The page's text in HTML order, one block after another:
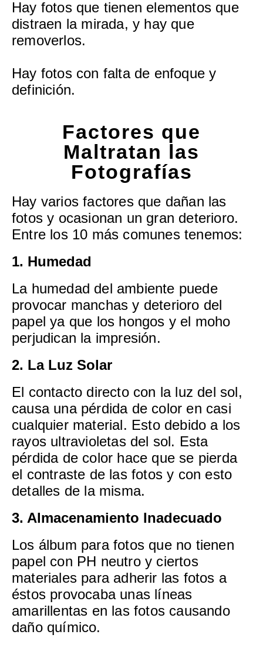
Hay fotos que tienen elementos que
distraen la mirada, y hay que
removerlos.
Hay fotos con falta de enfoque y
definición.
Factores que
Maltratan las
Fotografías
Hay varios factores que dañan las
fotos y ocasionan un gran deterioro.
Entre los 10 más comunes tenemos:
1. Humedad
La humedad del ambiente puede
provocar manchas y deterioro del
papel ya que los hongos y el moho
perjudican la impresión.
2. La Luz Solar
El contacto directo con la luz del sol,
causa una pérdida de color en casi
cualquier material. Esto debido a los
rayos ultravioletas del sol. Esta
pérdida de color hace que se pierda
el contraste de las fotos y con esto
detalles de la misma.
3. Almacenamiento Inadecuado
Los álbum para fotos que no tienen
papel con PH neutro y ciertos
materiales para adherir las fotos a
éstos provocaba unas líneas
amarillentas en las fotos causando
daño químico.